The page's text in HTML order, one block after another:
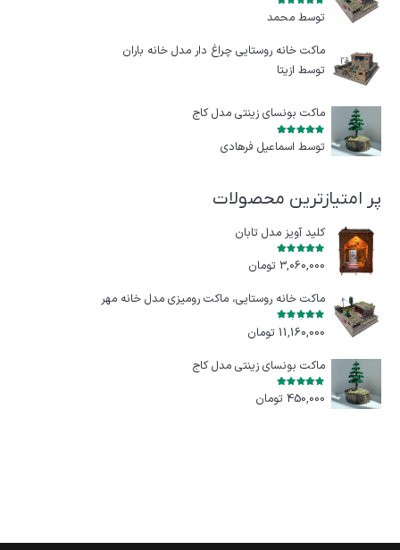
5
توسط محمد
ماکت خانه روستایی چراغ‌ دار مدل خانه باران
توسط ازيتا
ماکت بونسای زینتی مدل کاج
امتیاز 5 از 5
توسط اسماعیل فرهادی
پر امتیازترین محصولات
کلید آویز مدل تابان
امتیاز 5.00از 5
3,060,000 تومان
ماکت خانه روستایی، ماکت رومیزی مدل خانه مهر
امتیاز 5.00از 5
11,160,000 تومان
ماکت بونسای زینتی مدل کاج
امتیاز از 5
450,000 تومان